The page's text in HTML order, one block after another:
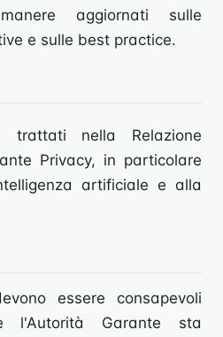
aggiornati sulle
e sulle best practice.
trattati nella Relazione
Privacy, in particolare
artificiale e alla
essere consapevoli
l'Autorità Garante sta